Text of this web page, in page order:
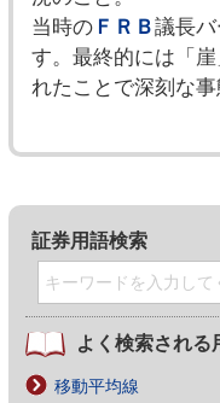
当時のＦＲＢ議長
す。最終的には「
れたことで深刻な事
証券用語検索
よく検索される
移動平均線